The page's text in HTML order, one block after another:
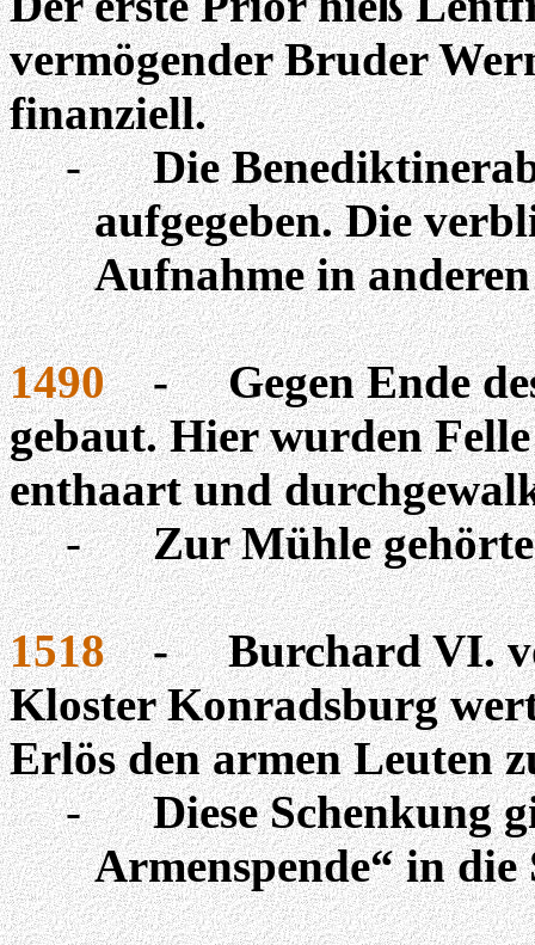
vermögender Bruder
finanziell.
-
Die
aufgegeben. Die
Aufnahme in
1490 -
Gegen Ende
gebaut. Hier wurden
enthaart und
-
Zur Mühle
1518 -
Burchard VI.
Kloster Konradsburg
Erlös den armen Leuten
-
Diese Schenkung
Armenspende“ in die